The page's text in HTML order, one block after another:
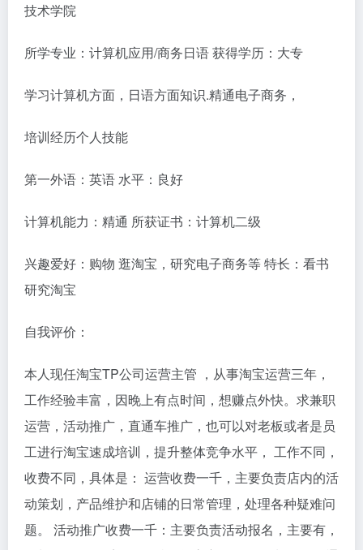
技术学院
所学专业：计算机应用/商务日语 获得学历：大专
学习计算机方面，日语方面知识.精通电子商务，
培训经历个人技能
第一外语：英语 水平：良好
计算机能力：精通 所获证书：计算机二级
兴趣爱好：购物 逛淘宝，研究电子商务等 特长：看书
研究淘宝
自我评价：
本人现任淘宝TP公司运营主管 ，从事淘宝运营三年，
工作经验丰富，因晚上有点时间，想赚点外快。求兼职
运营，活动推广，直通车推广，也可以对老板或者是员
工进行淘宝速成培训，提升整体竞争水平， 工作不同，
收费不同，具体是： 运营收费一千，主要负责店内的活
动策划，产品维护和店铺的日常管理，处理各种疑难问
题。 活动推广收费一千：主要负责活动报名，主要有，